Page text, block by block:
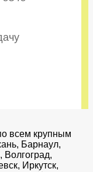
всем крупным
Барнаул,
Волгоград,
Иркутск,